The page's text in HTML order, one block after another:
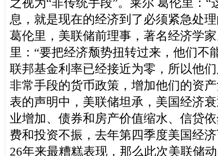
息，就是现在的经济到了必须紧急处
葛伦里，美联储前理事，著名经济学
里：“要把经济颓势扭转过来，他们不
联邦基金利率已经接近为零，所以他
非常手段的货币政策，增加他们的资
表的声明中，美联储坦承，美国经济
业增加、债券和房产价值缩水、信贷
费和投资不振，去年第四季度美国经
26年来最糟糕表现，那么此次美联储